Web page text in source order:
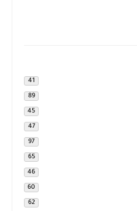
41
89
45
47
97
65
46
60
62